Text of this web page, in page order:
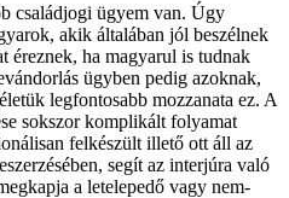
családjogi ügyem van. Úgy
akik általában jól beszélnek
éreznek, ha magyarul is tudnak
ügyben pedig azoknak,
legfontosabb mozzanata ez. A
sokszor komplikált folyamat
felkészült illető ott áll az
segít az interjúra való
a letelepedő vagy nem-